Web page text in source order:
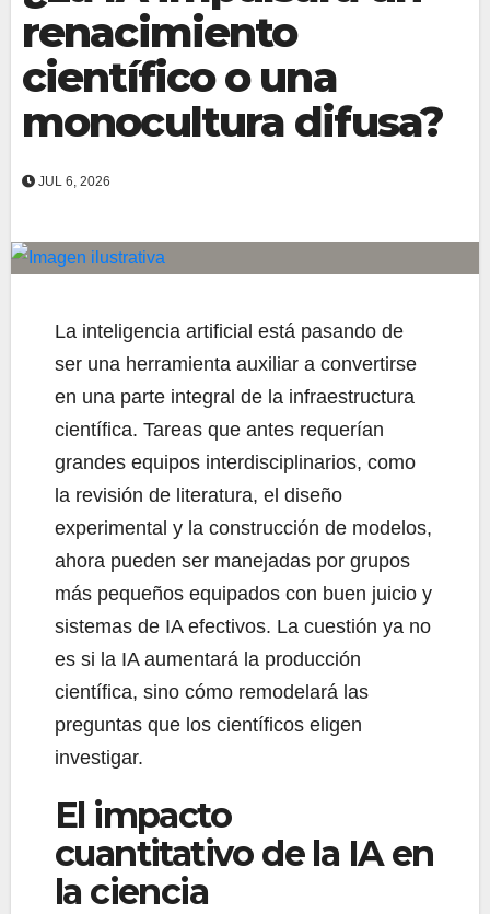
renacimiento
científico o una
monocultura difusa?
JUL 6, 2026
La inteligencia artificial está pasando de
ser una herramienta auxiliar a convertirse
en una parte integral de la infraestructura
científica. Tareas que antes requerían
grandes equipos interdisciplinarios, como
la revisión de literatura, el diseño
experimental y la construcción de modelos,
ahora pueden ser manejadas por grupos
más pequeños equipados con buen juicio y
sistemas de IA efectivos. La cuestión ya no
es si la IA aumentará la producción
científica, sino cómo remodelará las
preguntas que los científicos eligen
investigar.
El impacto
cuantitativo de la IA en
la ciencia